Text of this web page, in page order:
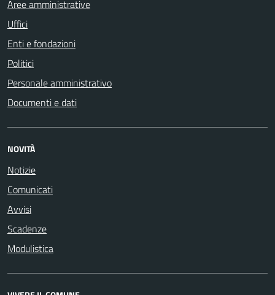
Aree amministrative
Uffici
Enti e fondazioni
Politici
Personale amministrativo
Documenti e dati
NOVITÀ
Notizie
Comunicati
Avvisi
Scadenze
Modulistica